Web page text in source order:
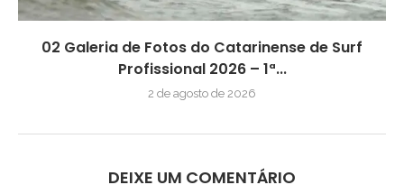
02 Galeria de Fotos do Catarinense de Surf
Profissional 2026 – 1ª...
2 de agosto de 2026
DEIXE UM COMENTÁRIO